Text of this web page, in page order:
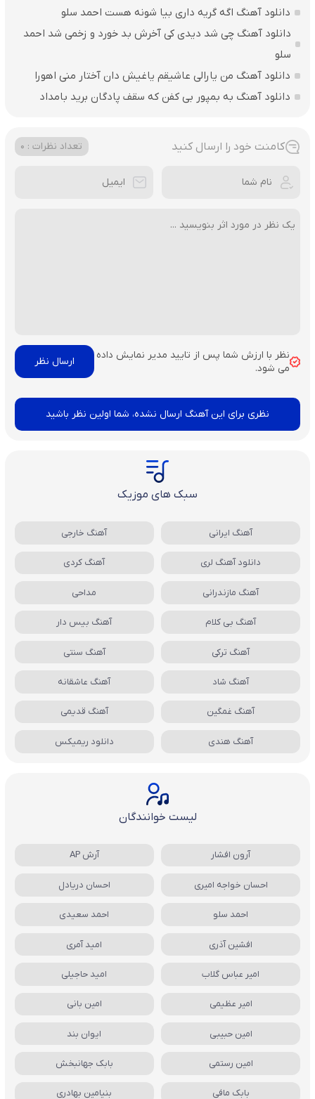
دانلود آهنگ اگه گریه داری بیا شونه هست احمد سلو
دانلود آهنگ چی شد دیدی کی آخرش بد خورد و زخمی شد احمد
سلو
دانلود آهنگ من یارالی عاشیقم یاغیش دان آختار منی اهورا
دانلود آهنگ به بمپور بی کفن که سقف پادگان برید بامداد
کامنت خود را ارسال کنید تعداد نظرات : 0
نظر با ارزش شما پس از تایید مدیر نمایش داده
می شود.
نظری برای این آهنگ ارسال نشده، شما اولین نظر باشید
سبک های موزیک
آهنگ ایرانی آهنگ خارجی
دانلود آهنگ لری آهنگ کردی
آهنگ مازندرانی مداحی
آهنگ بی کلام آهنگ بیس دار
آهنگ ترکی آهنگ سنتی
آهنگ شاد آهنگ عاشقانه
آهنگ غمگین آهنگ قدیمی
آهنگ هندی دانلود ریمیکس
لیست خوانندگان
آرون افشار آرش AP
احسان خواجه امیری احسان دریادل
احمد سلو احمد سعیدی
افشین آذری امید آمری
امیر عباس گلاب امید حاجیلی
امیر عظیمی امین بانی
امین حبیبی ایوان بند
امین رستمی بابک جهانبخش
بابک مافی بنیامین بهادری